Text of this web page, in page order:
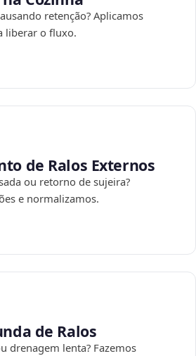
retenção? Aplicamos
liberar o fluxo.
de Ralos Externos
ou retorno de sujeira?
e normalizamos.
de Ralos
drenagem lenta? Fazemos